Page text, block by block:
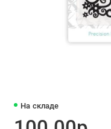
На складе